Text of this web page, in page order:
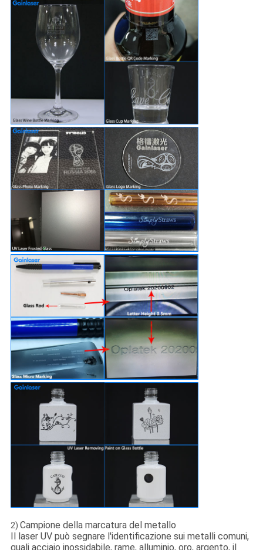
2) Campione della marcatura del metallo
Il laser UV può segnare l'identificazione sui metalli comuni,
quali acciaio inossidabile, rame, alluminio, oro, argento, il